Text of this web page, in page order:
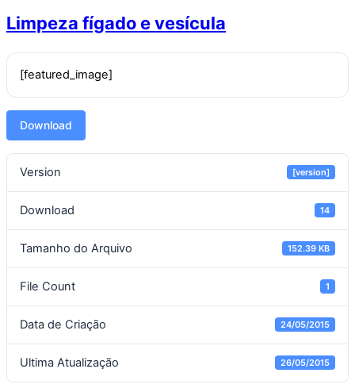
Limpeza fígado e vesícula
[featured_image]
Download
Version [version]
Download 14
Tamanho do Arquivo 152.39 KB
File Count 1
Data de Criação 24/05/2015
Ultima Atualização 26/05/2015